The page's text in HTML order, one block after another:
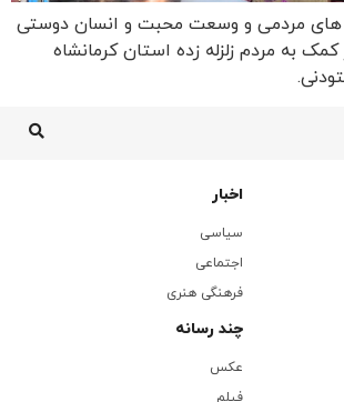
های مردمی و وسعت محبت و انسان دوستی
به مردم زلزله زده استان کرمانشاه
اخبار
سیاسی
اجتماعی
فرهنگی هنری
چند رسانه
عکس
فیلم